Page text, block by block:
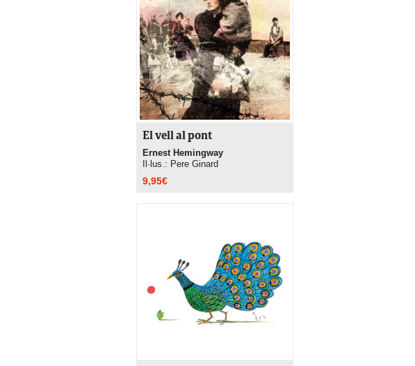
El vell al pont
Ernest Hemingway
Il·lus.: Pere Ginard
9,95€